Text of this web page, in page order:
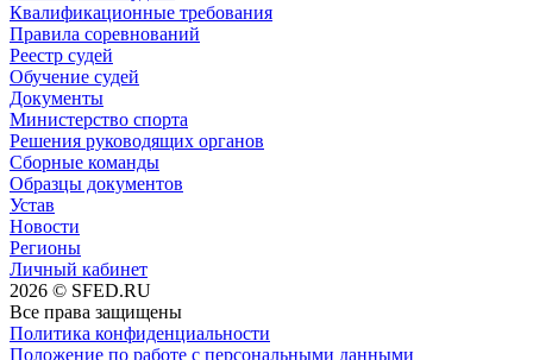
Квалификационные требования
Правила соревнований
Реестр судей
Обучение судей
Документы
Министерство спорта
Решения руководящих органов
Сборные команды
Образцы документов
Устав
Новости
Регионы
Личный кабинет
2026 © SFED.RU
Все права защищены
Политика конфиденциальности
Положение по работе с персональными данными